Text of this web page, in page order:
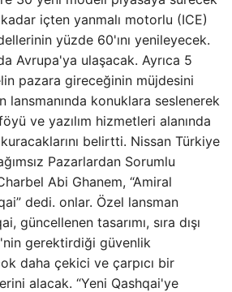
içten yanmalı motorlu (ICE)
yüzde 60'ını yenileyecek.
Avrupa'ya ulaşacak. Ayrıca 5
pazara gireceğinin müjdesini
lansmanında konuklara seslenerek
ve yazılım hizmetleri alanında
belirtti. Nissan Türkiye
Pazarlardan Sorumlu
Abi Ghanem, “Amiral
dedi. onlar. Özel lansman
güncellenen tasarımı, sıra dışı
gerektirdiği güvenlik
daha çekici ve çarpıcı bir
alacak. “Yeni Qashqai'ye